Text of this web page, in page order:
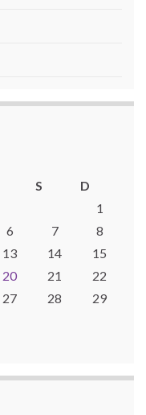
S
D
1
6 7
8
13 14
15
20 21
22
27 28
29